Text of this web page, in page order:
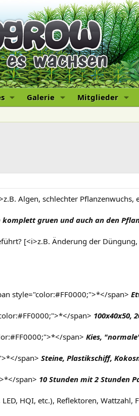
Galerie Mitglieder
Algen, schlechter
gruen und auch an den
[<i>z.B. Änderung der
style="color:#FF0000;">*</span>
span> 100x40x50,
span> Kies,
span> Steine, Plastikschiff,
span> 10 Stunden mit 2 Stunden
HQI, etc.), Reflektoren,